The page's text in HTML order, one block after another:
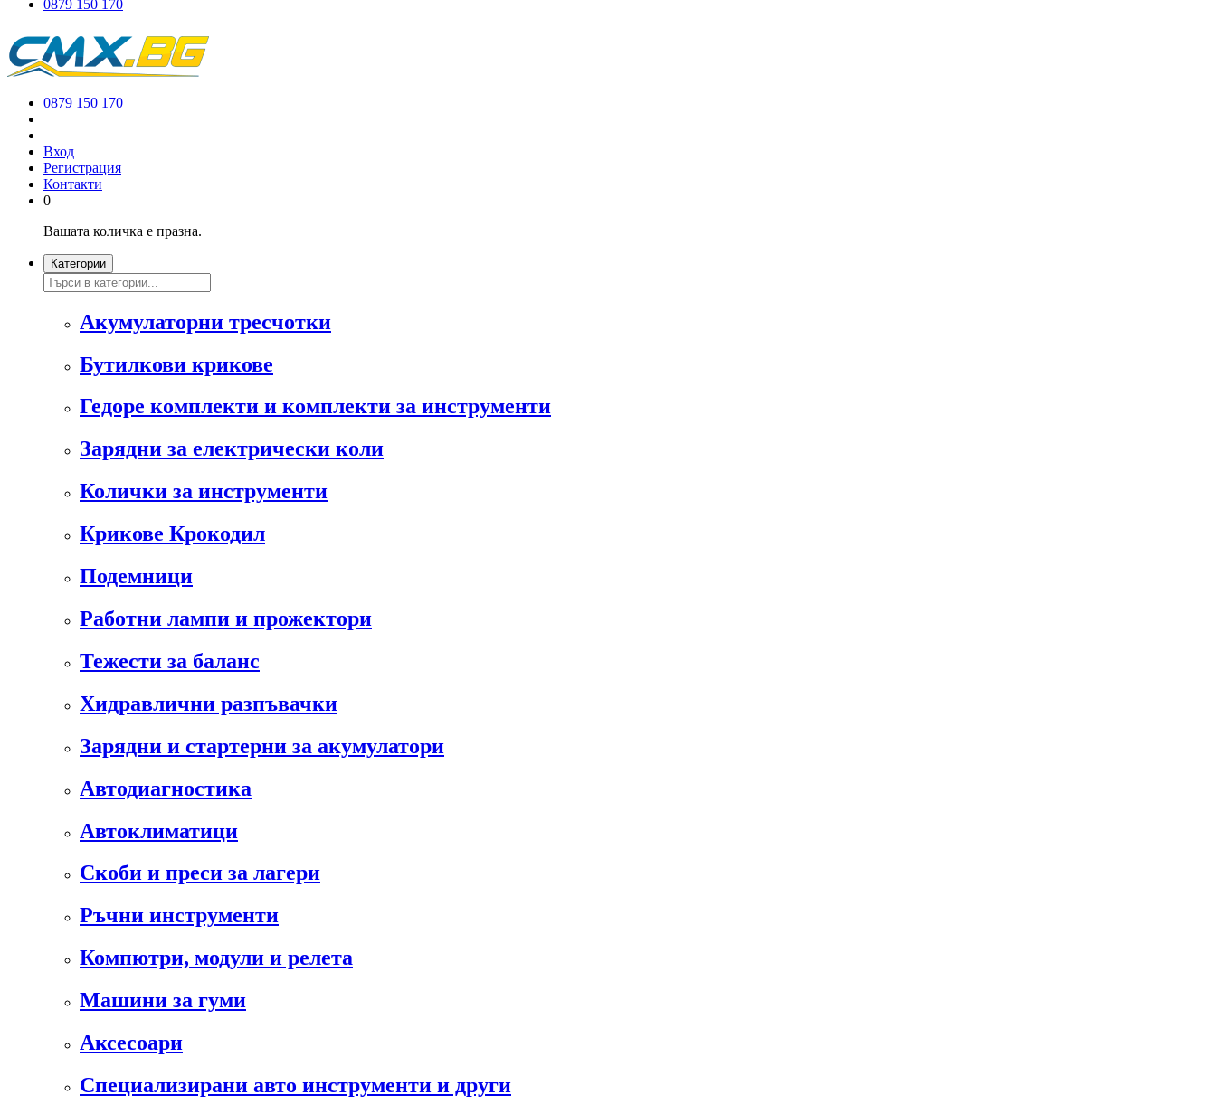
0879 150 170
0879 150 170
Вход
Регистрация
Контакти
0
Вашата количка е празна.
Категории
Акумулаторни тресчотки
Бутилкови крикове
Гедоре комплекти и комплекти за инструменти
Зарядни за електрически коли
Колички за инструменти
Крикове Крокодил
Подемници
Работни лампи и прожектори
Тежести за баланс
Хидравлични разпъвачки
Зарядни и стартерни за акумулатори
Автодиагностика
Автоклиматици
Скоби и преси за лагери
Ръчни инструменти
Компютри, модули и релета
Машини за гуми
Аксесоари
Специализирани авто инструменти и други